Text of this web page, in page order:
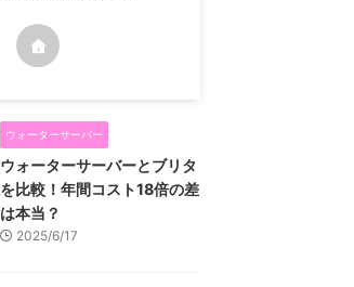
ウォーターサーバー
ウォーターサーバーとブリタ
を比較！年間コスト18倍の差
は本当？
2025/6/17